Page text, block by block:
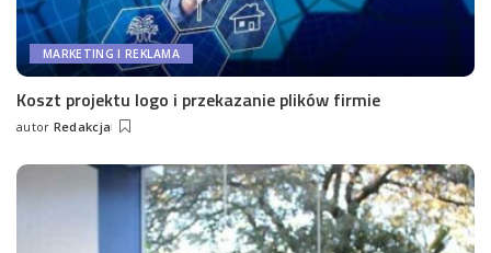
MARKETING I REKLAMA
Koszt projektu logo i przekazanie plików firmie
Wysłany
autor Redakcja